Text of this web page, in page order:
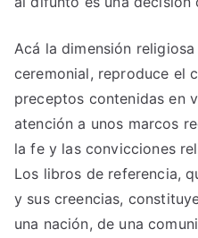
Acá la dimensión
ceremonial, reproduce el
preceptos contenidas en
atención a unos marcos
la fe y las convicciones
Los libros de referencia,
y sus creencias,
una nación, de una